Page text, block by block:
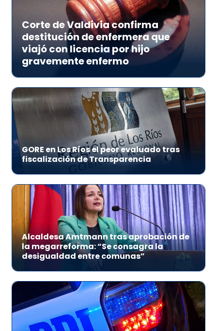
Corte de Valdivia confirma
destitución de enfermera que
viajó con licencia por hijo
gravemente enfermo
GORE en Los Ríos el peor evaluado tras
fiscalización de Transparencia
Alcaldesa Amtmann tras aprobación de
la megarreforma: “Se consagra la
desigualdad entre comunas”